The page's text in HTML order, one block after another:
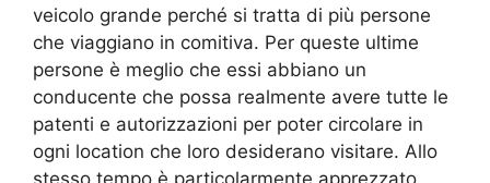
veicolo grande perché si tratta di più persone
che viaggiano in comitiva. Per queste ultime
persone è meglio che essi abbiano un
conducente che possa realmente avere tutte le
patenti e autorizzazioni per poter circolare in
ogni location che loro desiderano visitare. Allo
stesso tempo è particolarmente apprezzato